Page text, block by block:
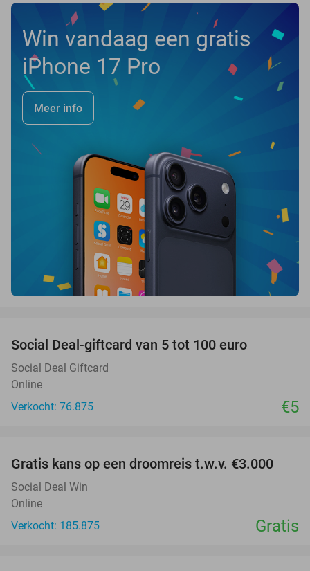
Win vandaag een gratis
iPhone 17 Pro
Meer info
Social Deal-giftcard van 5 tot 100 euro
Social Deal Giftcard
Online
Verkocht: 76.875
€5
Gratis kans op een droomreis t.w.v. €3.000
Social Deal Win
Online
Verkocht: 185.875
Gratis